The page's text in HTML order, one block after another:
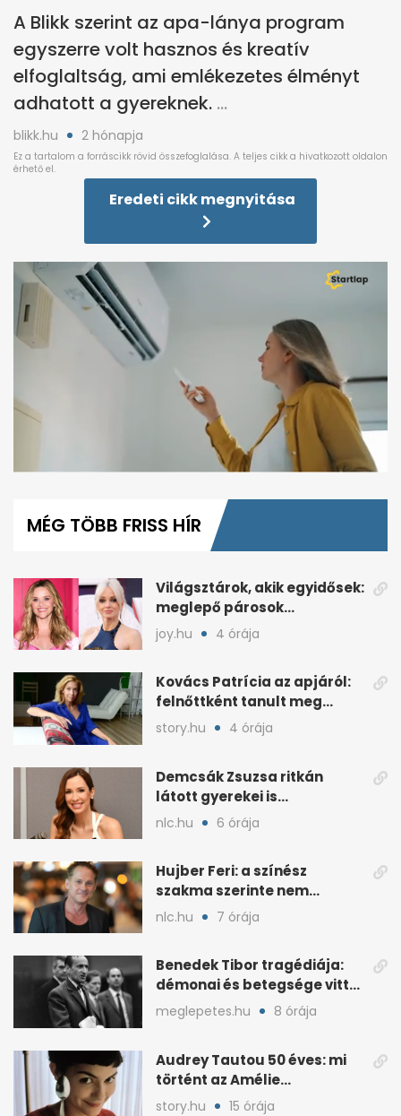
A Blikk szerint az apa-lánya program
egyszerre volt hasznos és kreatív
elfoglaltság, ami emlékezetes élményt
adhatott a gyereknek.
blikk.hu 2 hónapja
Eredeti cikk megnyitása
minute,
MÉG TÖBB FRISS HÍR
Világsztárok, akik egyidősek:
meglepő párosok
ugyanabból az évből
joy.hu 4 órája
Kovács Patrícia az apjáról:
felnőttként tanult meg
empatikus lenni
story.hu 4 órája
Demcsák Zsuzsa ritkán
látott gyerekei is
szerepelnek az új fotókon
nlc.hu 6 órája
Hujber Feri: a színész
szakma szerinte nem
bocsátja meg a régi
nlc.hu 7 órája
Benedek Tibor tragédiája:
démonai és betegsége vitte
az öngyilkosságig
meglepetes.hu 8 órája
Audrey Tautou 50 éves: mi
történt az Amélie
sztárjával?
story.hu 15 órája